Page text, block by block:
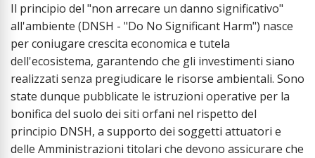
Il principio del "non arrecare un danno significativo"
all'ambiente (DNSH - "Do No Significant Harm") nasce
per coniugare crescita economica e tutela
dell'ecosistema, garantendo che gli investimenti siano
realizzati senza pregiudicare le risorse ambientali. Sono
state dunque pubblicate le istruzioni operative per la
bonifica del suolo dei siti orfani nel rispetto del
principio DNSH, a supporto dei soggetti attuatori e
delle Amministrazioni titolari che devono assicurare che